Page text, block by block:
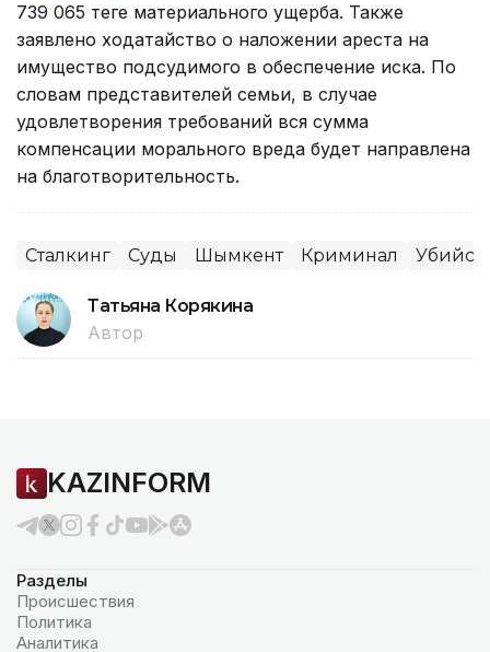
739 065 теңге материального ущерба. Также
заявлено ходатайство о наложении ареста на
имущество подсудимого в обеспечение иска. По
словам представителей семьи, в случае
удовлетворения требований вся сумма
компенсации морального вреда будет направлена
на благотворительность.
Сталкинг Суды Шымкент Криминал
Татьяна Корякина
Автор
KAZINFORM
Разделы
Происшествия
Политика
Аналитика